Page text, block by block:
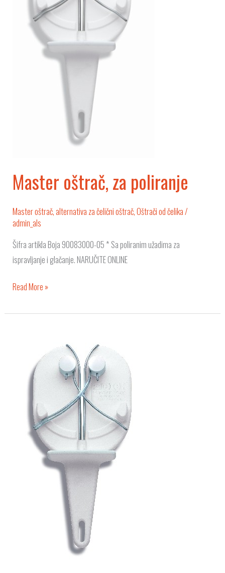
Master oštrač, za poliranje
Master oštrač, alternativa za čelični oštrač,Oštrači od čelika/
admin_als
Šifra artikla Boja 90083000-05 * Sa poliranim užadima za
ispravljanje i glačanje. NARUČITE ONLINE
Read More »
hiperbrusilica